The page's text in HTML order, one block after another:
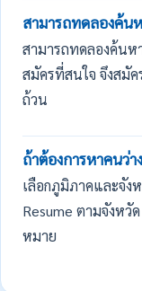
สามารถทดลองค้น
สามารถทดลองค้น
สมัครที่สนใจ จึงสมั
ถ้วน
ถ้าต้องการหาคนว่
เลือกภูมิภาคและจั
Resume ตามจังห
หมาย